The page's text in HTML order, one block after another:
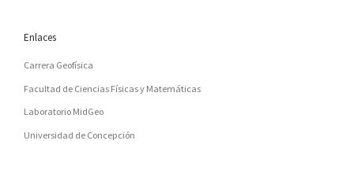
Enlaces
Carrera Geofísica
Facultad de Ciencias Físicas y Matemáticas
Laboratorio MidGeo
Universidad de Concepción